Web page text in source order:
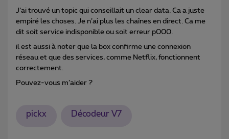
J’ai trouvé un topic qui conseillait un clear data. Ca a juste
empiré les choses. Je n’ai plus les chaînes en direct. Ca me
dit soit service indisponible ou soit erreur p000.
il est aussi à noter que la box confirme une connexion
réseau et que des services, comme Netflix, fonctionnent
correctement.
Pouvez-vous m’aider ?
pickx Décodeur V7